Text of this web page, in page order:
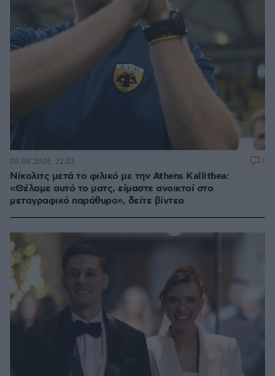
Νίκολιτς μετά το φιλικό με την Athens Kallithea:
«Θέλαμε αυτό το ματς, είμαστε ανοικτοί στο
μεταγραφικό παράθυρο», δείτε βίντεο
08.08.2026, 22:33 1